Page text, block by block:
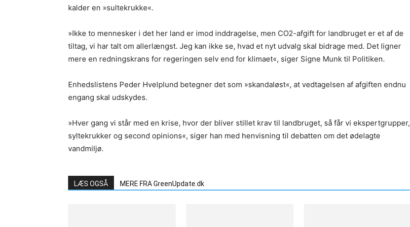
kalder en »sultekrukke«.
»Ikke to mennesker i det her land er imod inddragelse, men CO2-afgift for landbruget er et af de
tiltag, vi har talt om allerlængst. Jeg kan ikke se, hvad et nyt udvalg skal bidrage med. Det ligner
mere en redningskrans for regeringen selv end for klimaet«, siger Signe Munk til Politiken.
Enhedslistens Peder Hvelplund betegner det som »skandaløst«, at vedtagelsen af afgiften endnu
engang skal udskydes.
»Hver gang vi står med en krise, hvor der bliver stillet krav til landbruget, så får vi ekspertgrupper,
syltekrukker og second opinions«, siger han med henvisning til debatten om det ødelagte
vandmiljø.
LÆS OGSÅ MERE FRA GreenUpdate.dk